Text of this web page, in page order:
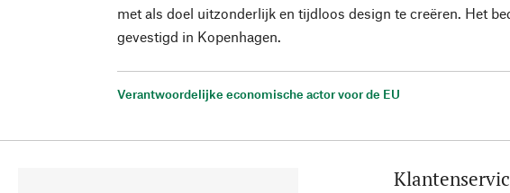
met als doel uitzonderlijk en tijdloos design te creëren. Het
gevestigd in Kopenhagen.
Verantwoordelijke economische actor voor de EU